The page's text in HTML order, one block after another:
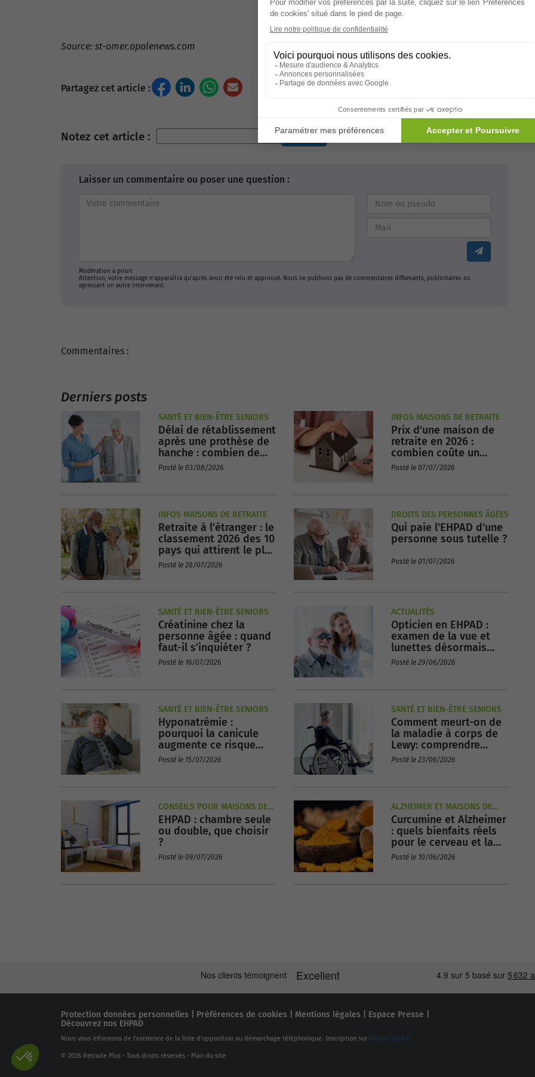
Source: st-omer.opalenews.com
Partagez cet article : Note de l'article :
Notez cet article : Envoyer
Laisser un commentaire ou poser une question :
Modération a priori
Attention, votre message n’apparaîtra qu’après avoir été relu et approuvé. Nous ne publions pas de commentaires diffamants, publicitaires ou
agressant un autre intervenant.
Commentaires :
Derniers posts
SANTÉ ET BIEN-ÊTRE SENIORS
Délai de rétablissement
après une prothèse de
hanche : combien de
temps faut-il pour
Posté le 03/08/2026
INFOS MAISONS DE RETRAITE
Retraite à l'étranger : le
classement 2026 des 10
pays qui attirent le plus
de retraités
Posté le 28/07/2026
SANTÉ ET BIEN-ÊTRE SENIORS
Créatinine chez la
personne âgée : quand
faut-il s’inquiéter ?
Posté le 16/07/2026
SANTÉ ET BIEN-ÊTRE SENIORS
Hyponatrémie :
pourquoi la canicule
augmente ce risque
chez les seniors ?
Posté le 15/07/2026
CONSEILS POUR MAISONS DE
RETRAITE
EHPAD : chambre seule
ou double, que choisir
?
Posté le 09/07/2026
INFOS MAISONS DE RETRAITE
Prix d'une maison de
retraite en 2026 :
combien coûte un
EHPAD par mois en
Posté le 07/07/2026
DROITS DES PERSONNES ÂGÉES
Qui paie l'EHPAD d'une
personne sous tutelle ?
Posté le 01/07/2026
ACTUALITÉS
Opticien en EHPAD :
examen de la vue et
lunettes désormais
disponibles en maison
Posté le 29/06/2026
SANTÉ ET BIEN-ÊTRE SENIORS
Comment meurt-on de
la maladie à corps de
Lewy: comprendre
l'évolution et la fin de
Posté le 23/06/2026
ALZHEIMER ET MAISONS DE
RETRAITE
Curcumine et Alzheimer
: quels bienfaits réels
pour le cerveau et la
mémoire ?
Posté le 10/06/2026
Protection données personnelles Préférences de cookies Mentions légales Espace Presse
Découvrez nos EHPAD
Nous vous informons de l'existence de la liste d'opposition au démarchage téléphonique. Inscription sur bloctel.gouv.fr
© 2026 Retraite Plus - Tous droits réservés - Plan du site